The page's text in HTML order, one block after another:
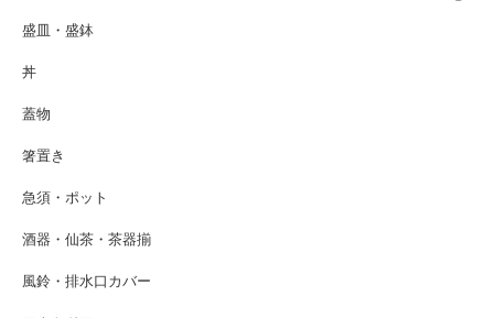
盛皿・盛鉢
丼
蓋物
箸置き
急須・ポット
酒器・仙茶・茶器揃
風鈴・排水口カバー